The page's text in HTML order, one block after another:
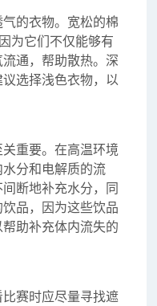
的衣物。宽松的棉
为它们不仅能够有
通，帮助散热。深
选择浅色衣物，以
重要。在高温环境
分和电解质的流
断地补充水分，同
品，因为这些饮品
助补充体内流失的
赛时应尽量寻找遮